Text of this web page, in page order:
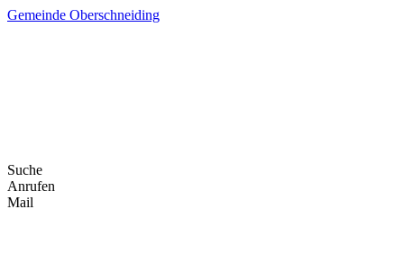
Skip
Gemeinde Oberschneiding
Suche
Anrufen
Mail